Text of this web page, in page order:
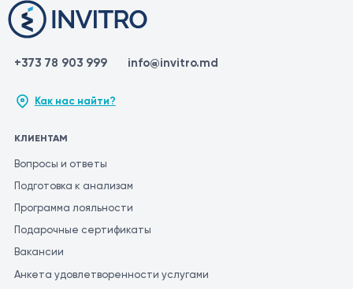
+373 78 903 999 info@invitro.md
Как нас найти?
КЛИЕНТАМ
Вопросы и ответы
Подготовка к анализам
Программа лояльности
Подарочные сертификаты
Вакансии
Анкета удовлетворенности услугами